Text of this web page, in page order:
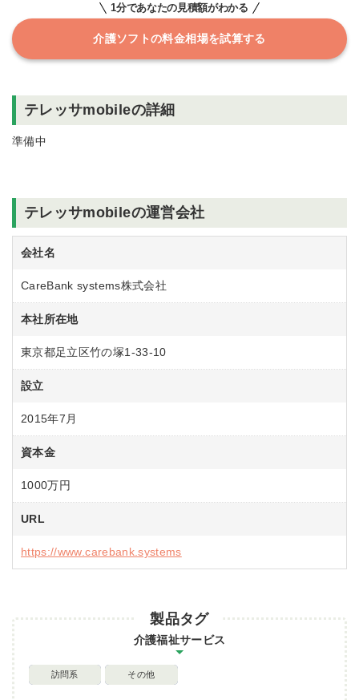
1分であなたの見積額がわかる
介護ソフトの料金相場を試算する
テレッサmobileの詳細
準備中
テレッサmobileの運営会社
会社名
CareBank systems株式会社
本社所在地
東京都足立区竹の塚1-33-10
設立
2015年7月
資本金
1000万円
URL
https://www.carebank.systems
製品タグ
介護福祉サービス
訪問系 その他